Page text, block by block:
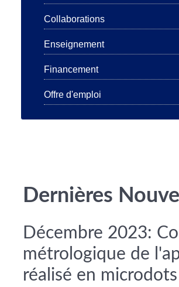
Collaborations
Enseignement
Financement
Offre d'emploi
Dernières
Décembre 2023:
métrologique de
réalisé en